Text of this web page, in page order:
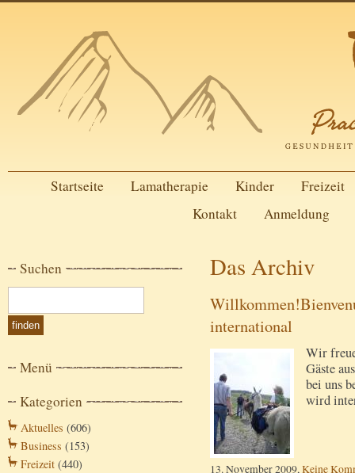
Startseite Lamatherapie Kinder
Freizeit
Kontakt
Anmeldung
Suchen
Menü
Kategorien
Aktuelles (606)
Business (153)
Freizeit (440)
Das Archiv
international
Wir
Gäste
bei uns
wird
13. November 2009,Keine